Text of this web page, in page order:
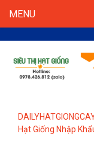
MENU
Hạt Giống Nhập